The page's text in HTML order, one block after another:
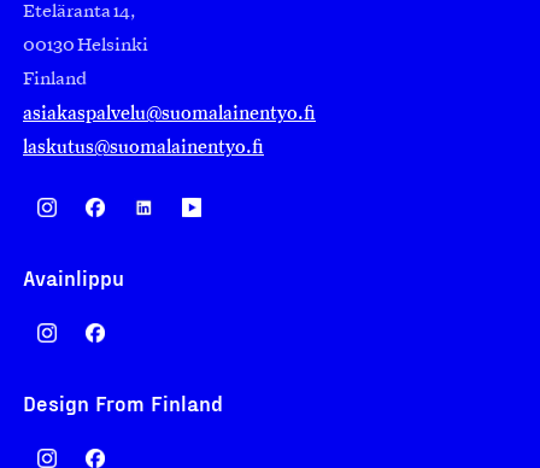
Eteläranta 14,
00130 Helsinki
Finland
asiakaspalvelu@suomalainentyo.fi
laskutus@suomalainentyo.fi
Avainlippu
Design From Finland